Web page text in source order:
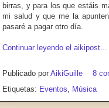
birras, y para los que estáis
mi salud y que me la
pasaré a pagar otro día.
Continuar leyendo el aikipost...
Publicado por AikiGuille
8
Etiquetas: Eventos Música